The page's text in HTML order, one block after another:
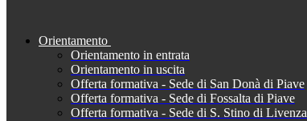
Orientamento
Orientamento in entrata
Orientamento in uscita
Offerta formativa - Sede di San Donà di Piave
Offerta formativa - Sede di Fossalta di Piave
Offerta formativa - Sede di S. Stino di Livenza